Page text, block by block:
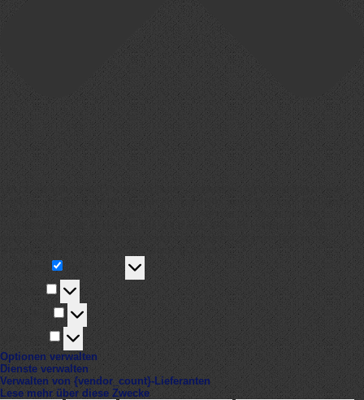
Um dir ein optimales Erlebnis zu bieten, verwenden wir Technologien wie
Cookies, um Geräteinformationen zu speichern und/oder darauf zuzugreifen.
Wenn du diesen Technologien zustimmst, können wir Daten wie das
Surfverhalten oder eindeutige IDs auf dieser Website verarbeiten. Wenn du
deine Zustimmung nicht erteilst oder zurückziehst, können bestimmte
Merkmale und Funktionen beeinträchtigt werden.
Funktional
Funktional
Immer aktiv
Vorlieben
Vorlieben
Statistiken Statistiken
Marketing
Marketing
Optionen verwalten
Dienste verwalten
Verwalten von {vendor_count}-Lieferanten
Lese mehr über diese Zwecke